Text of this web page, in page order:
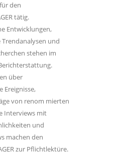
den
tätig.
Entwicklungen,
und
stehen im
über
Ereignisse,
von renom mierten
Interviews mit
und
machen den
zur Pflichtlektüre.